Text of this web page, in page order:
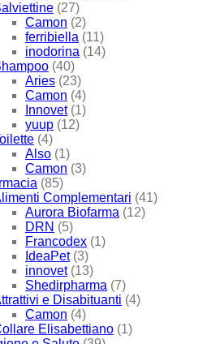
(27)
Camon (2)
ferribiella (11)
inodorina (14)
(40)
Aries (23)
Camon (4)
Innovet (1)
yuup (12)
(4)
Also (1)
Camon (3)
(85)
Complementari (41)
Aurora Biofarma (12)
DRN (5)
Francodex (1)
IdeaPet (3)
innovet (13)
Shedirpharma (7)
e Disabituanti (4)
Camon (4)
Elisabettiano (1)